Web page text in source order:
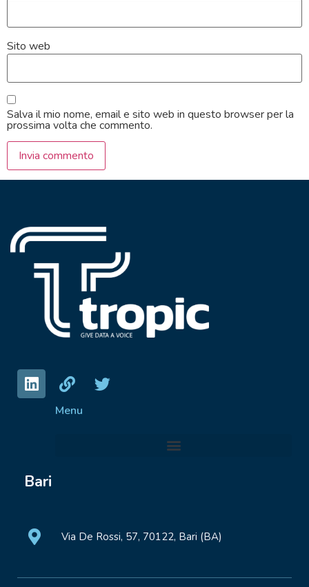
Sito web
Salva il mio nome, email e sito web in questo browser per la
prossima volta che commento.
Menu
Bari
Via De Rossi, 57, 70122, Bari (BA)